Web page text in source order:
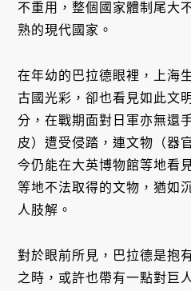
不重用，整個國家體制尾大
熟的現代國家。
在年幼的巴拉德眼裡，上海
古國光彩，卻也看見如此文
分，在戰期面對日軍亦無還
皮）遭受侵踏，連文物（器
今仍能在大英博物館等地看
等地不法取得的文物，猶如
人肢解。
對於眼前所見，巴拉德是抱
之時，或許也帶有一點對巨